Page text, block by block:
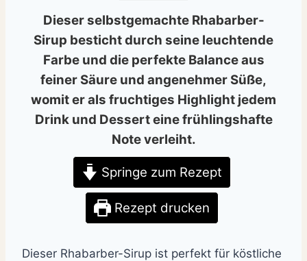
Dieserselbstgemachte Rhabarber-
Sirup besticht durch seine leuchtende
Farbe und die perfekte Balance aus
feiner Säure und angenehmer Süße,
womit er als fruchtiges Highlight jedem
Drink und Dessert eine frühlingshafte
Note verleiht.
Springe zum Rezept
Rezept drucken
Dieser Rhabarber-Sirup ist perfekt für köstliche